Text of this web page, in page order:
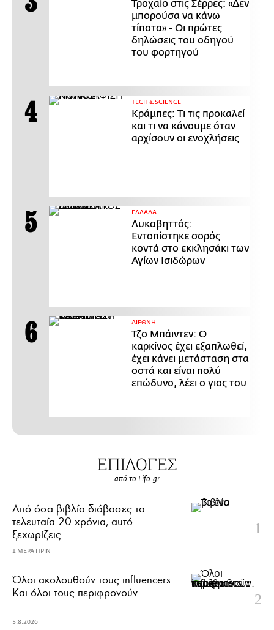
Τροχαίο στις Σέρρες: «Δεν
μπορούσα να κάνω
τίποτα» - Οι πρώτες
δηλώσεις του οδηγού
του φορτηγού
ΤECH & SCIENCE
Κράμπες: Τι τις προκαλεί
και τι να κάνουμε όταν
αρχίσουν οι ενοχλήσεις
ΕΛΛΑΔΑ
Λυκαβηττός:
Εντοπίστηκε σορός
κοντά στο εκκλησάκι των
Αγίων Ισιδώρων
ΔΙΕΘΝΗ
Τζο Μπάιντεν: Ο
καρκίνος έχει εξαπλωθεί,
έχει κάνει μετάσταση στα
οστά και είναι πολύ
επώδυνο, λέει ο γιος του
ΕΠΙΛΟΓΕΣ
από το Lifo.gr
Από όσα βιβλία διάβασες τα
τελευταία 20 χρόνια, αυτό
ξεχωρίζεις
1 ΜΕΡΑ ΠΡΙΝ
Όλοι ακολουθούν τους influencers.
Και όλοι τους περιφρονούν.
5.8.2026